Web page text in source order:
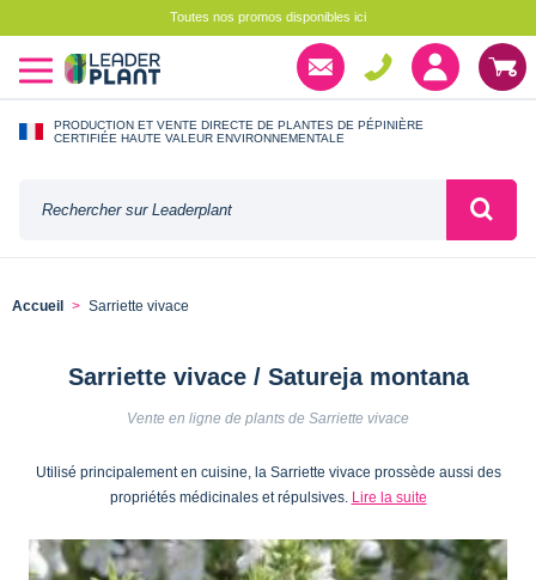
Toutes nos promos disponibles ici
PRODUCTION ET VENTE DIRECTE DE PLANTES DE PÉPINIÈRE
CERTIFIÉE HAUTE VALEUR ENVIRONNEMENTALE
Accueil Sarriette vivace
Sarriette vivace / Satureja montana
Vente en ligne de plants de Sarriette vivace
Utilisé principalement en cuisine, la Sarriette vivace prossède aussi des
propriétés médicinales et répulsives. Lire la suite